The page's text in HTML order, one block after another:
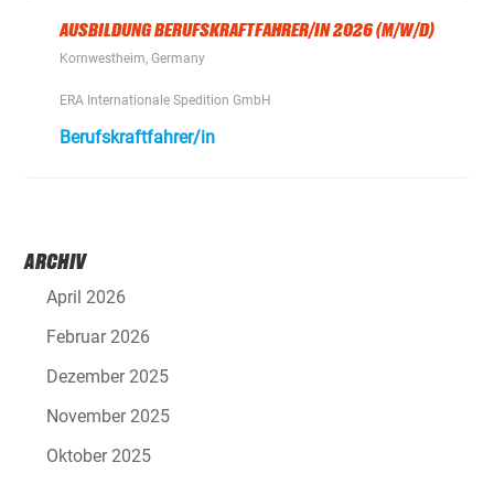
AUSBILDUNG BERUFSKRAFTFAHRER/IN 2026 (M/W/D)
Kornwestheim, Germany
ERA Internationale Spedition GmbH
Berufskraftfahrer/in
ARCHIV
April 2026
Februar 2026
Dezember 2025
November 2025
Oktober 2025